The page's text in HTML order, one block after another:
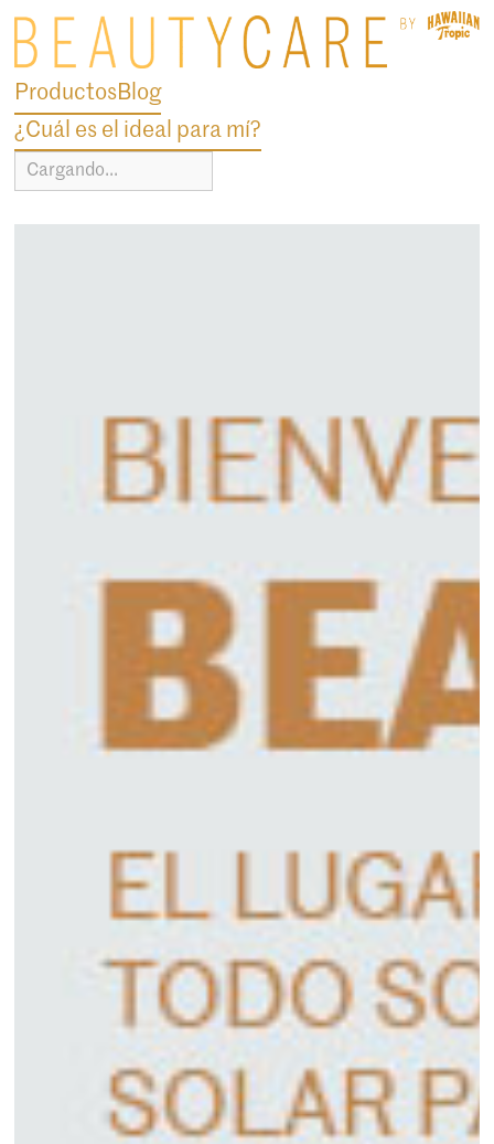
ProductosBlog
Cargando...
¿Cuál es el ideal para mí?